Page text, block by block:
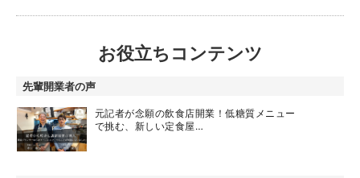
お役立ちコンテンツ
先輩開業者の声
元記者が念願の飲食店開業！低糖質メニュー
で挑む、新しい定食屋…